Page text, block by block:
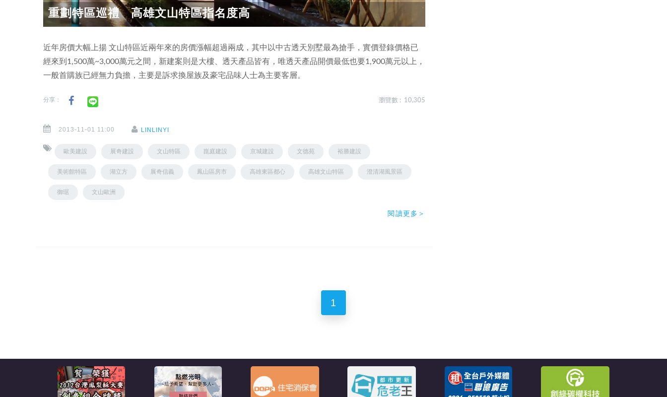
重劃特區巡禮 高雄文山特區指名度高
近年房價大幅上揚 文山特區近兩年來的房價漲幅超過兩成，其中以中古透天別墅最為搶手，實價登錄價格已
經來到1,500萬~3,000萬元之間，新建案則是大樓、透天產品皆有，唯透天產品開價最低也要1,900萬元以上，
一般首購族已經無力負擔，主要是訴求換屋族及豪宅品味人士為主要客層。
分享： 瀏覽數 : 10,305
2013-11-01 11:00 LINLINYI
歐美建設 展奇建設 文山特區 崑庭建設 京城建設 文德苑 裕勝建設
美術館特區 湖立方 展奇信義 鳳山區房市 高雄東區都心 高雄文山特區 澄清湖風景區
御琚 文山歐洲
閱讀更多＞
1